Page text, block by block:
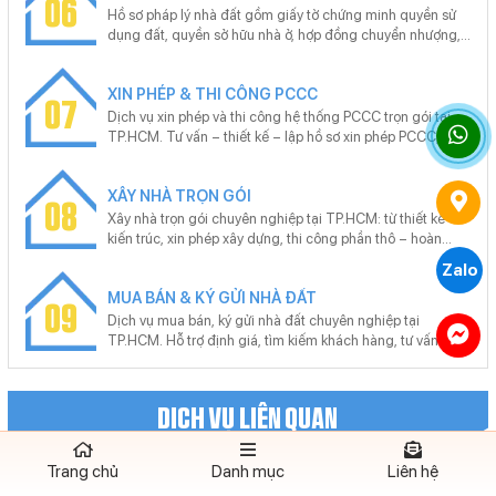
SAIGON tự hào mang đến dịch vụ chất lượng cao, đáp
ứng nhu cầu của khách hàng trong bối cảnh thị trường bất
06
Hồ sơ pháp lý nhà đất gồm giấy tờ chứng minh quyền sử
dụng đất, quyền sở hữu nhà ở, hợp đồng chuyển nhượng,
vẽ, hoàn công, mua bán, tách thửa, hợp thửa, sang tên,
đăng ký thế chấp, tra thông tin quy hoạch.
07
XIN PHÉP & THI CÔNG PCCC
Dịch vụ xin phép và thi công hệ thống PCCC trọn gói tại
TP.HCM. Tư vấn – thiết kế – lập hồ sơ xin phép PCCC, thi
công lắp đặt hệ thống báo cháy, chữa cháy đạt chuẩn,
chuẩn, không phát sinh, hỗ trợ trọn gói.
08
XÂY NHÀ TRỌN GÓI
Xây nhà trọn gói chuyên nghiệp tại TP.HCM: từ thiết kế
kiến trúc, xin phép xây dựng, thi công phần thô – hoàn
thiện đến hồ sơ hoàn công. Cam kết đúng tiến độ, đúng
pháp lý, bảo hành dài hạn. Miễn phí tư vấn – khảo sát –
báo giá theo yêu cầu từng công trình.
09
MUA BÁN & KÝ GỬI NHÀ ĐẤT
Dịch vụ mua bán, ký gửi nhà đất chuyên nghiệp tại
TP.HCM. Hỗ trợ định giá, tìm kiếm khách hàng, tư vấn
pháp lý, thủ tục công chứng, sang tên nhanh chóng. Cam
tận nơi, không phát sinh chi phí.
DỊCH VỤ LIÊN QUAN
Đo đạc xác định ranh giới đất tại TPHCM
Trang chủ Danh mục Liên hệ
Zalo